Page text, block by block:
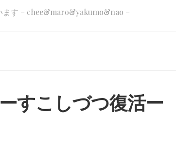
ます – chee&maro&yakumo&nao –
すこしづつ復活ー